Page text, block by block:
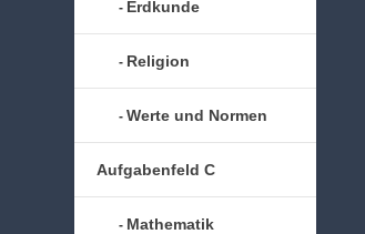
Erdkunde
Religion
Werte und Normen
Aufgabenfeld C
Mathematik